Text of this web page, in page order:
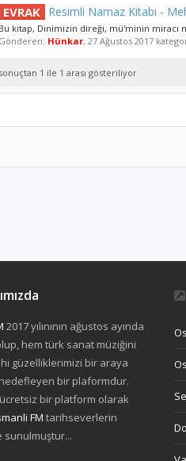
EVRAK Resimli Namaz Kitabı -
Bu kitap, Dinimizin direği, mü'minin miracı
Gönderen: Hünkar, 27 Ağustos 2017
1 ile 1 arası gösteriliyor
2017 yılınının ağustos ayında
hem türk sanat müziğini
güzelliklerimizi bir araya
bir plaformdur.
bir platform olarak
FM tarihseverlerin
sunulmuştur...